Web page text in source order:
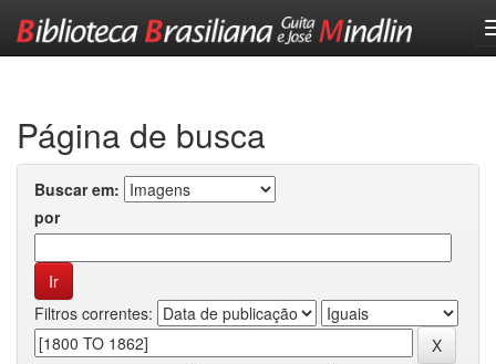
Página de busca
Buscar em:
por
Filtros correntes: